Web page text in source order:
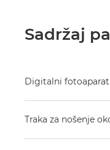
Sadržaj
Digitalni fotoaparat
Traka za nošenje